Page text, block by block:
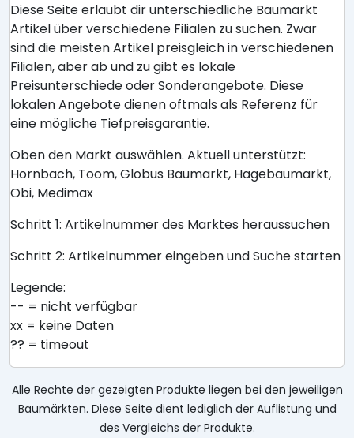
Diese Seite erlaubt dir unterschiedliche Baumarkt
Artikel über verschiedene Filialen zu suchen. Zwar
sind die meisten Artikel preisgleich in verschiedenen
Filialen, aber ab und zu gibt es lokale
Preisunterschiede oder Sonderangebote. Diese
lokalen Angebote dienen oftmals als Referenz für
eine mögliche Tiefpreisgarantie.
Oben den Markt auswählen. Aktuell unterstützt:
Hornbach, Toom, Globus Baumarkt, Hagebaumarkt,
Obi, Medimax
Schritt 1: Artikelnummer des Marktes heraussuchen
Schritt 2: Artikelnummer eingeben und Suche starten
Legende:
-- = nicht verfügbar
xx = keine Daten
?? = timeout
Alle Rechte der gezeigten Produkte liegen bei den jeweiligen
Baumärkten. Diese Seite dient lediglich der Auflistung und
des Vergleichs der Produkte.